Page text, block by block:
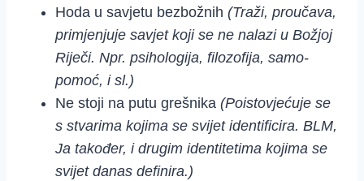
Hoda u savjetu bezbožnih (Traži, proučava,
primjenjuje savjet koji se ne nalazi u Božjoj
Riječi. Npr. psihologija, filozofija, samo-
pomoć, i sl.)
Ne stoji na putu grešnika (Poistovjećuje se
s stvarima kojima se svijet identificira. BLM,
Ja također, i drugim identitetima kojima se
svijet danas definira.)